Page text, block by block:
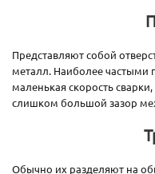
Представляют собой
металл. Наиболее частыми
маленькая скорость
слишком большой зазор
Обычно их разделяют на